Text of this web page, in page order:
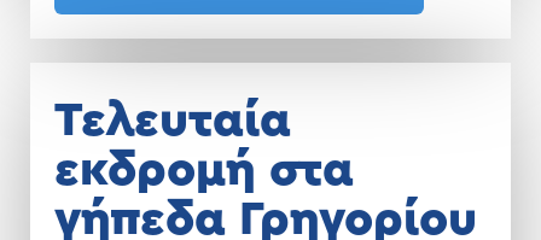
Τελευταία
εκδρομή στα
γήπεδα Γρηγορίου